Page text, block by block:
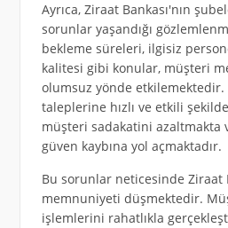
Ayrıca, Ziraat Bankası'nın
sorunlar yaşandığı
bekleme süreleri, ilgisiz
kalitesi gibi konular, müşteri
olumsuz yönde
taleplerine hızlı ve etkili
müşteri sadakatini azaltmakta
güven kaybına yol açmaktadır.
Bu sorunlar neticesinde Ziraat
memnuniyeti düşmektedir.
işlemlerini rahatlıkla